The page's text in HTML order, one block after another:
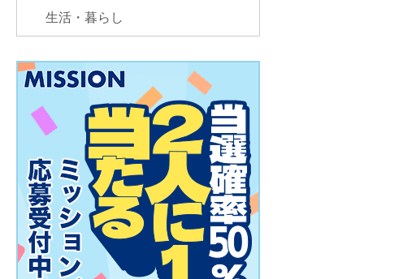
生活・暮らし